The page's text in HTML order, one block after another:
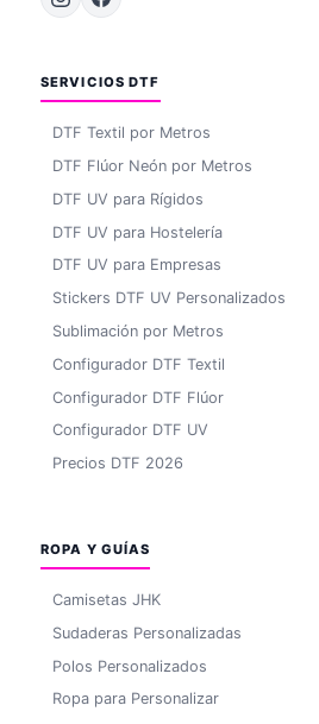
SERVICIOS DTF
DTF Textil por Metros
DTF Flúor Neón por Metros
DTF UV para Rígidos
DTF UV para Hostelería
DTF UV para Empresas
Stickers DTF UV Personalizados
Sublimación por Metros
Configurador DTF Textil
Configurador DTF Flúor
Configurador DTF UV
Precios DTF 2026
ROPA Y GUÍAS
Camisetas JHK
Sudaderas Personalizadas
Polos Personalizados
Ropa para Personalizar